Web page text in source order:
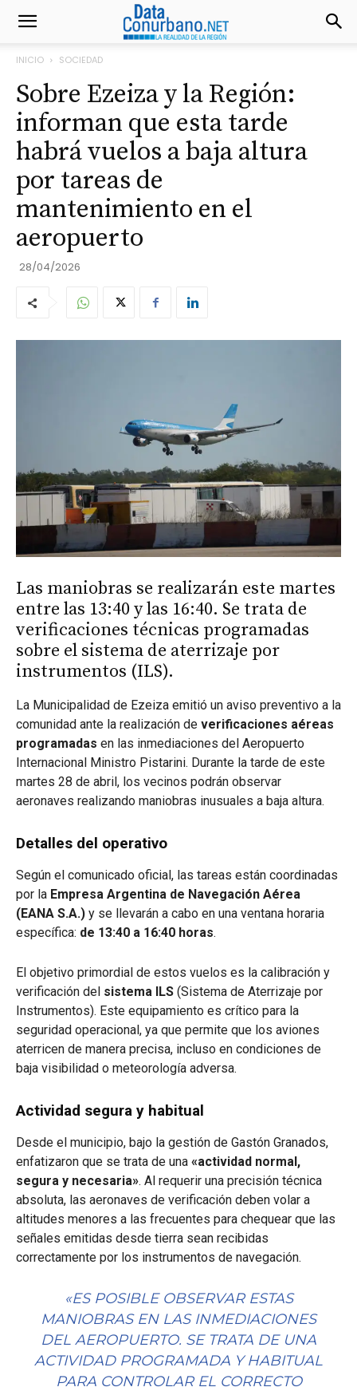
INICIO SOCIEDAD
Sobre Ezeiza y la Región:
informan que esta tarde
habrá vuelos a baja altura
por tareas de
mantenimiento en el
aeropuerto
28/04/2026
Las maniobras se realizarán este martes
entre las 13:40 y las 16:40. Se trata de
verificaciones técnicas programadas
sobre el sistema de aterrizaje por
instrumentos (ILS).
La Municipalidad de Ezeiza emitió un aviso preventivo a la
comunidad ante la realización de verificaciones aéreas
programadas en las inmediaciones del Aeropuerto
Internacional Ministro Pistarini. Durante la tarde de este
martes 28 de abril, los vecinos podrán observar
aeronaves realizando maniobras inusuales a baja altura.
Detalles del operativo
Según el comunicado oficial, las tareas están coordinadas
por la Empresa Argentina de Navegación Aérea
(EANA S.A.) y se llevarán a cabo en una ventana horaria
específica: de 13:40 a 16:40 horas.
El objetivo primordial de estos vuelos es la calibración y
verificación del sistema ILS (Sistema de Aterrizaje por
Instrumentos). Este equipamiento es crítico para la
seguridad operacional, ya que permite que los aviones
aterricen de manera precisa, incluso en condiciones de
baja visibilidad o meteorología adversa.
Actividad segura y habitual
Desde el municipio, bajo la gestión de Gastón Granados,
enfatizaron que se trata de una «actividad normal,
segura y necesaria». Al requerir una precisión técnica
absoluta, las aeronaves de verificación deben volar a
altitudes menores a las frecuentes para chequear que las
señales emitidas desde tierra sean recibidas
correctamente por los instrumentos de navegación.
«ES POSIBLE OBSERVAR ESTAS
MANIOBRAS EN LAS INMEDIACIONES
DEL AEROPUERTO. SE TRATA DE UNA
ACTIVIDAD PROGRAMADA Y HABITUAL
PARA CONTROLAR EL CORRECTO